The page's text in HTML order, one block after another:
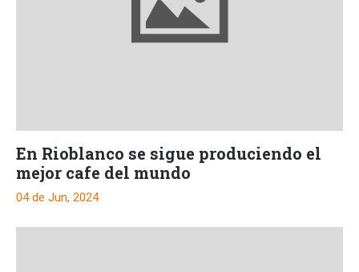
En Rioblanco se sigue produciendo el
mejor cafe del mundo
04 de Jun, 2024